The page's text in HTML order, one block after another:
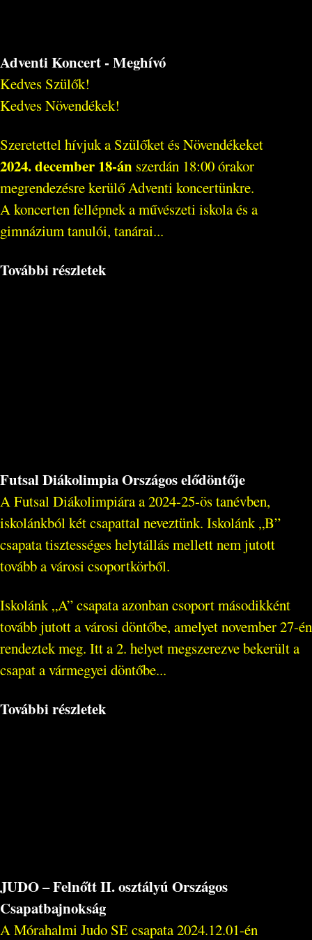
Adventi Koncert - Meghívó
Kedves Szülők!
Kedves Növendékek!
Szeretettel hívjuk a Szülőket és Növendékeket
2024. december 18-án szerdán 18:00 órakor
megrendezésre kerülő Adventi koncertünkre.
A koncerten fellépnek a művészeti iskola és a
gimnázium tanulói, tanárai...
További részletek
Futsal Diákolimpia Országos elődöntője
A Futsal Diákolimpiára a 2024-25-ös tanévben,
iskolánkból két csapattal neveztünk. Iskolánk „B”
csapata tisztességes helytállás mellett nem jutott
tovább a városi csoportkörből.
Iskolánk „A” csapata azonban csoport másodikként
tovább jutott a városi döntőbe, amelyet november 27-én
rendeztek meg. Itt a 2. helyet megszerezve bekerült a
csapat a vármegyei döntőbe...
További részletek
JUDO – Felnőtt II. osztályú Országos
Csapatbajnokság
A Mórahalmi Judo SE csapata 2024.12.01-én